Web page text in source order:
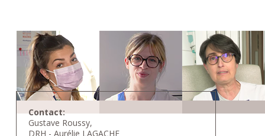
Contact:
Gustave Roussy,
DRH - Aurélie LAGACHE